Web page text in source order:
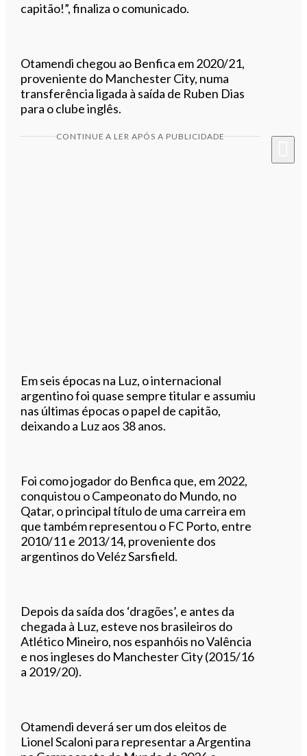
capitão!”, finaliza o comunicado.
Otamendi chegou ao Benfica em 2020/21,
proveniente do Manchester City, numa
transferência ligada à saída de Ruben Dias
para o clube inglês.
CONTINUE A LER APÓS A PUBLICIDADE
Em seis épocas na Luz, o internacional
argentino foi quase sempre titular e assumiu
nas últimas épocas o papel de capitão,
deixando a Luz aos 38 anos.
Foi como jogador do Benfica que, em 2022,
conquistou o Campeonato do Mundo, no
Qatar, o principal título de uma carreira em
que também representou o FC Porto, entre
2010/11 e 2013/14, proveniente dos
argentinos do Veléz Sarsfield.
Depois da saída dos ‘dragões’, e antes da
chegada à Luz, esteve nos brasileiros do
Atlético Mineiro, nos espanhóis no Valência
e nos ingleses do Manchester City (2015/16
a 2019/20).
Otamendi deverá ser um dos eleitos de
Lionel Scaloni para representar a Argentina